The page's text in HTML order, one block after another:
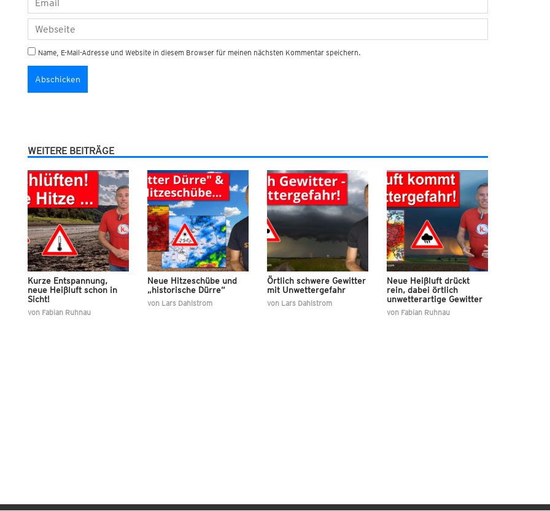
Name, E-Mail-Adresse und Website in diesem Browser für meinen nächsten Kommentar speichern.
WEITERE BEITRÄGE
Kurze Entspannung,
neue Heißluft schon in
Sicht!
von Fabian Ruhnau
Neue Hitzeschübe und
„historische Dürre“
von Lars Dahlstrom
Örtlich schwere Gewitter
mit Unwettergefahr
von Lars Dahlstrom
Neue Heißluft drückt
rein, dabei örtlich
unwetterartige Gewitter
von Fabian Ruhnau